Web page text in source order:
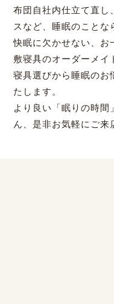
布団自社内仕立て直し
スなど、睡眠のことな
快眠に欠かせない、お
敷寝具のオーダーメイ
寝具選びから睡眠のお
たします。
より良い「眠りの時
ん、是非お気軽にご来